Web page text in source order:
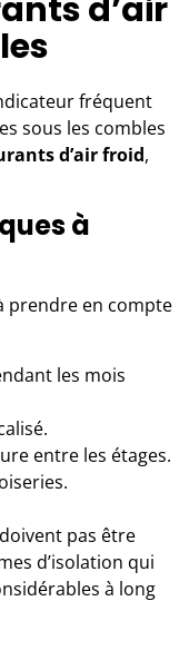
d’air
fréquent
sous les combles
d’air froid,
à
prendre en compte
les mois
entre les étages.
pas être
d’isolation qui
à long